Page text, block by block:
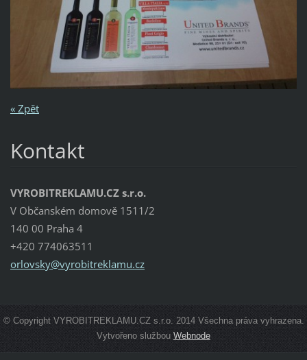
« Zpět
Kontakt
VYROBITREKLAMU.CZ s.r.o.
V Občanském domově 1511/2
140 00 Praha 4
+420 774063511
orlovsky@vyrobitreklamu.cz
© Copyright VYROBITREKLAMU.CZ s.r.o. 2014 Všechna práva vyhrazena.
Vytvořeno službouWebnode